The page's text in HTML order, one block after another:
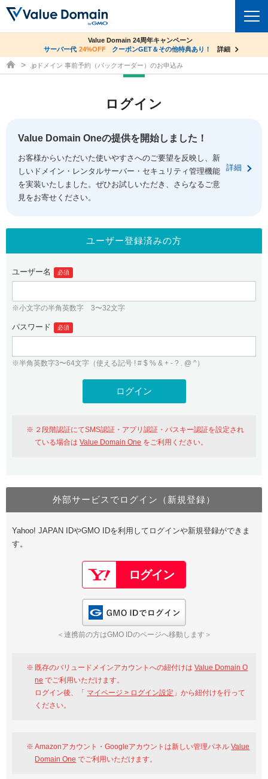
ドメイントップ
ドメイン移管
ドメイン価格一覧
ドメイン一括検索
.jpドメインオークション
gTLDオークション NEW!
.jpドメインバックオーダー
プレミアムドメイン
人気ドメインの種類
WHOIS検索
コアサーバー
バリューサーバー
XREA
セキュリティトップ
Value Domain ネットde診断
SSL証明書
サービストップ
お得意様割引
紹介制度
バリュードメインAPI
ドメイン・ホスティングOEM
facebook
ログイン
従来のバリュードメインをご利用希望の方
Value Domainにログイン
おすすめ One レンタルサーバーを含む最新の機能を使う方
Value Domain Oneにログイン
Google
GMO ID Amazon
※AmazonはValue Domain Oneのログイン画面へ遷移します
ユーザー登録
Value Domain Oneアカウント作成
以下でも登録可能
Google Yahoo!
GMO ID
co.jpドメイン✕コアサーバーV2ビジネス応援キャンペーン
サーバー料金1年間無料
詳細
Value Domain 24周年キャンペーン
サーバー代 24%OFF クーポンGET＆その他特典あり！ 詳細
ドメイン取得ならバリュードメイン
.jpドメイン 事前予約（バックオーダー）のお申込み
ログイン
Value Domain Oneの提供を開始しました！
お客様からいただいた使いやすさへのご要望を反映し、新
しいドメイン・レンタルサーバー・セキュリティ管理機能
を実装いたしました。ぜひお試しいただき、さらなるご意
見をお寄せください。
詳細
ユーザー登録済みの方
ユーザー名 必須
※小文字の半角英数字 3〜32文字
パスワード 必須
※半角英数字3〜64文字（使える記号 ! # $ % & + - ? . @ ^）
２段階認証にてSMS認証・アプリ認証・パスキー認証を設定され
ている場合はValue Domain One をご利用ください。
外部サービスでログイン（新規登録）
Yahoo! JAPAN IDやGMO IDを利用してログインや新規登録ができま
す。
＜連携前の方はGMO IDのページへ移動します＞
既存のバリュードメインアカウントへの紐付けはValue Domain O
ne でご利用いただけます。
ログイン後、「 マイページ > ログイン設定 」から紐付けを行って
ください。
Amazonアカウント・Googleアカウントは新しい管理パネルValue
Domain One でご利用いただけます。